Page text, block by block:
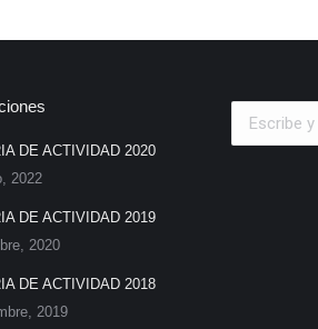
DE ACTIVIDAD 2020
2022
DE ACTIVIDAD 2019
2020
DE ACTIVIDAD 2018
2019